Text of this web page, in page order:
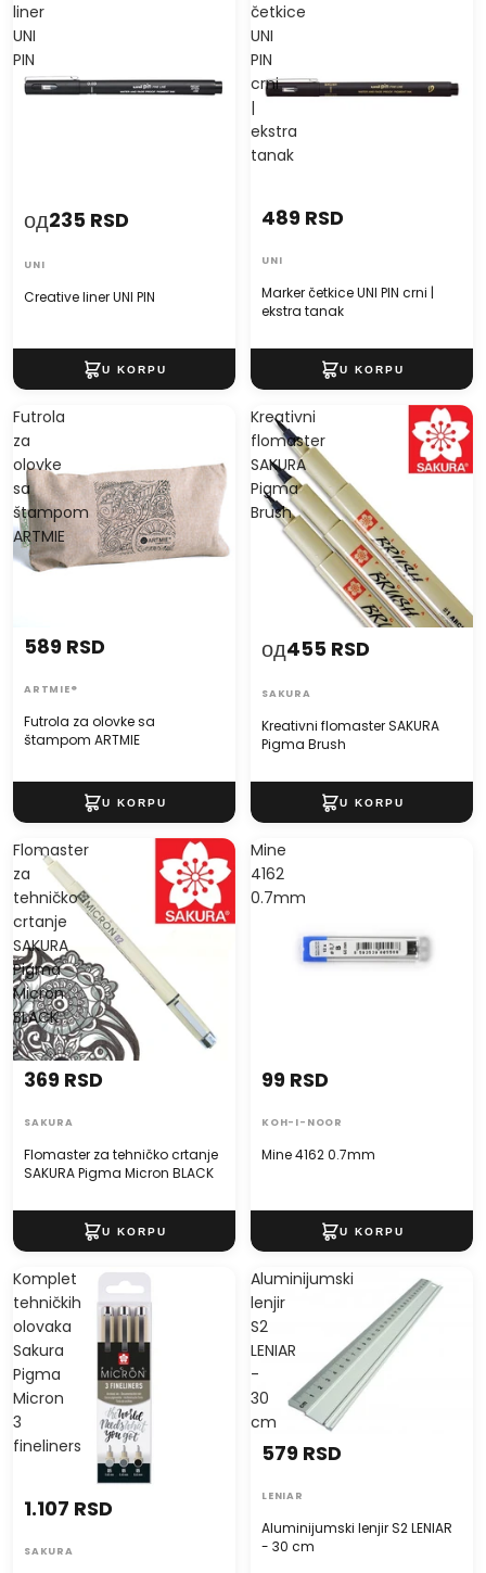
liner
UNI
PIN
Creative liner UNI PIN
од235 RSD
UNI
četkice
UNI
PIN
crni
|
ekstra
tanak
Marker četkice UNI PIN crni |
ekstra tanak
489 RSD
UNI
Futrola
za
olovke
sa
štampom
ARTMIE
Futrola za olovke sa
štampom ARTMIE
589 RSD
ARTMIE®
Kreativni
flomaster
SAKURA
Pigma
Brush
Kreativni flomaster SAKURA
Pigma Brush
од455 RSD
SAKURA
Flomaster
za
tehničko
crtanje
SAKURA
Pigma
Micron
BLACK
Flomaster za tehničko crtanje
SAKURA Pigma Micron BLACK
369 RSD
SAKURA
Mine
4162
0.7mm
Mine 4162 0.7mm
99 RSD
KOH-I-NOOR
Komplet
tehničkih
olovaka
Sakura
Pigma
Micron
3
fineliners
1.107 RSD
SAKURA
Aluminijumski
lenjir
S2
LENIAR
-
30
cm
Aluminijumski lenjir S2 LENIAR
- 30 cm
579 RSD
LENIAR